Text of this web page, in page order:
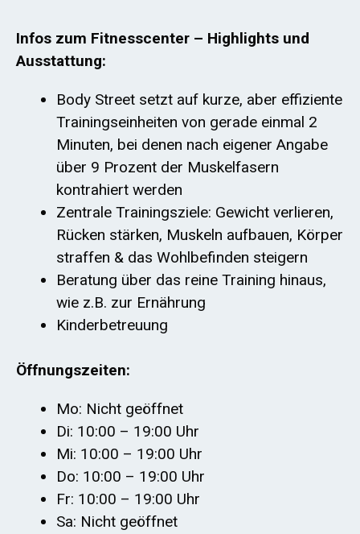
Infos zum Fitnesscenter – Highlights und
Ausstattung:
Body Street setzt auf kurze, aber effiziente
Trainingseinheiten von gerade einmal 2
Minuten, bei denen nach eigener Angabe
über 9 Prozent der Muskelfasern
kontrahiert werden
Zentrale Trainingsziele: Gewicht verlieren,
Rücken stärken, Muskeln aufbauen, Körper
straffen & das Wohlbefinden steigern
Beratung über das reine Training hinaus,
wie z.B. zur Ernährung
Kinderbetreuung
Öffnungszeiten:
Mo: Nicht geöffnet
Di: 10:00 – 19:00 Uhr
Mi: 10:00 – 19:00 Uhr
Do: 10:00 – 19:00 Uhr
Fr: 10:00 – 19:00 Uhr
Sa: Nicht geöffnet